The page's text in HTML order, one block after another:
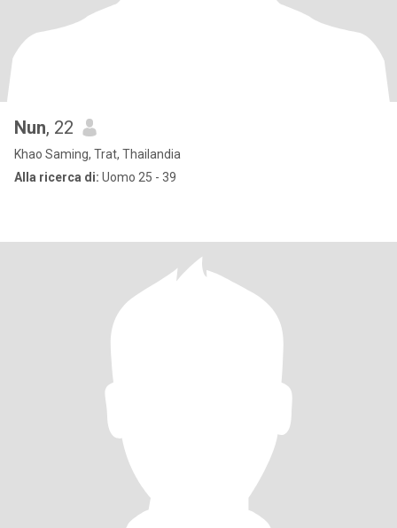
Nun, 22
Khao Saming, Trat, Thailandia
Alla ricerca di: Uomo 25 - 39